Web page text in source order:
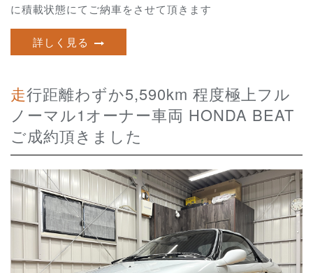
に積載状態にてご納車をさせて頂きます
詳しく見る
走行距離わずか5,590km 程度極上フル
ノーマル1オーナー車両 HONDA BEAT
ご成約頂きました